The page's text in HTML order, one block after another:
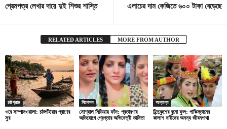
প্রেমপত্র লেখার দায়ে দুই শিশুর শাস্তি এলাচের দাম কেজিতে ৬০০ টাকা বেড়েছে
RELATED ARTICLES MORE FROM AUTHOR
চট্টগ্রাম
ওরে সাম্পানওয়ালা: চাটগাঁইয়ার প্রাণের
সুর
বিনোদন
সোশ্যাল মিডিয়ায় ফাঁদ: প্রতারণার
অভিযোগে গ্রেপ্তার অভিনেত্রী ভানিতা
অন্যান্য
হিন্দুকুশের বুনো ফুল: পাকিস্তানের
কালাশ নারীদের অনন্য জীবনগাথা